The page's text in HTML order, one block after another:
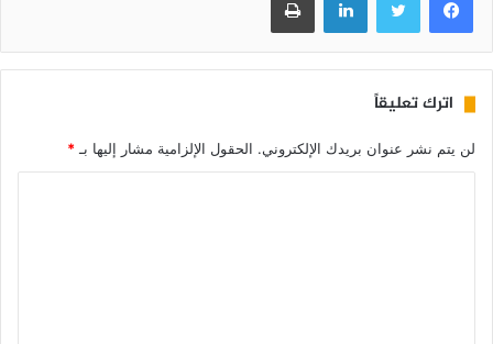
اترك تعليقاً
لن يتم نشر عنوان بريدك الإلكتروني. الحقول الإلزامية مشار إليها بـ *